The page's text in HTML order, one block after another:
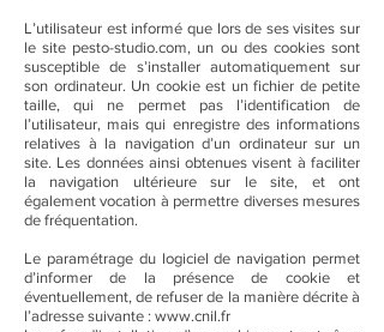
L’utilisateur est informé que lors de ses visites sur
le site pesto-studio.com, un ou des cookies sont
susceptible de s’installer automatiquement sur
son ordinateur. Un cookie est un fichier de petite
taille, qui ne permet pas l’identification de
l’utilisateur, mais qui enregistre des informations
relatives à la navigation d’un ordinateur sur un
site. Les données ainsi obtenues visent à faciliter
la navigation ultérieure sur le site, et ont
également vocation à permettre diverses mesures
de fréquentation.
Le paramétrage du logiciel de navigation permet
d’informer de la présence de cookie et
éventuellement, de refuser de la manière décrite à
l’adresse suivante : www.cnil.fr